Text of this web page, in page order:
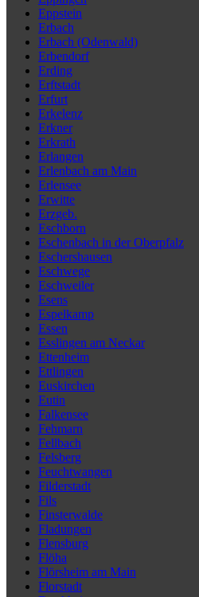
Eppstein
Erbach
Erbach (Odenwald)
Erbendorf
Erding
Erftstadt
Erfurt
Erkelenz
Erkner
Erkrath
Erlangen
Erlenbach am Main
Erlensee
Erwitte
Erzgeb.
Eschborn
Eschenbach in der Oberpfalz
Eschershausen
Eschwege
Eschweiler
Esens
Espelkamp
Essen
Esslingen am Neckar
Ettenheim
Ettlingen
Euskirchen
Eutin
Falkensee
Fehmarn
Fellbach
Felsberg
Feuchtwangen
Filderstadt
Fils
Finsterwalde
Fladungen
Flensburg
Flöha
Flörsheim am Main
Florstadt